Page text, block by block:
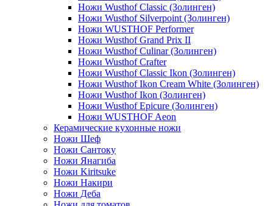
Ножи Wusthof Classic (Золинген)
Ножи Wusthof Silverpoint (Золинген)
Ножи WUSTHOF Performer
Ножи Wusthof Grand Prix II
Ножи Wusthof Culinar (Золинген)
Ножи Wusthof Crafter
Ножи Wusthof Classic Ikon (Золинген)
Ножи Wusthof Ikon Cream White (Золинген)
Ножи Wusthof Ikon (Золинген)
Ножи Wusthof Epicure (Золинген)
Ножи WUSTHOF Aeon
Керамические кухонные ножи
Ножи Шеф
Ножи Сантоку
Ножи Янагиба
Ножи Kiritsuke
Ножи Накири
Ножи Деба